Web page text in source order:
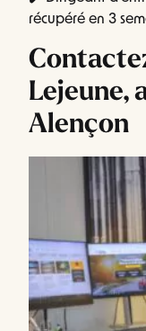
récupéré en 3
Lejeune,
Alençon